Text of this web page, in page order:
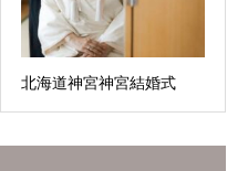
北海道神宮神宮結婚式